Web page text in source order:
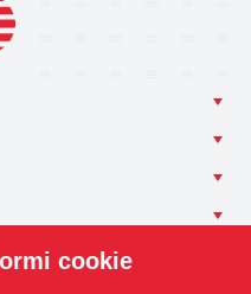
cookie